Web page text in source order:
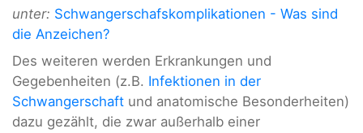
unter: Schwangerschafskomplikationen - Was sind
die Anzeichen?
Des weiteren werden Erkrankungen und
Gegebenheiten (z.B. Infektionen in der
Schwangerschaft und anatomische Besonderheiten)
dazu gezählt, die zwar außerhalb einer